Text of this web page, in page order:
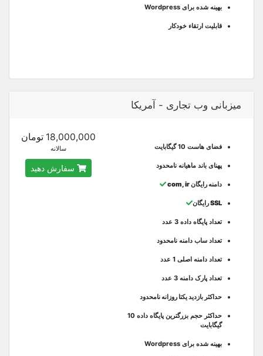
بهینه شده برای Wordpress
قابلیت ارتقاء خودکار
میزبانی وب تجاری - آمریکا
فضای هاست 10 گیگابایت
پهنای باند ماهیانه نامحدود
دامنه رایگان com, ir
SSL رایگان
تعداد پایگاه داده 3 عدد
تعداد ساب دامنه نامحدود
تعداد دامنه اصلی 1 عدد
تعداد پارک دامنه 3 عدد
حداکثر بازدید یکتا روزانه نامحدود
حداکثر حجم بزرگترین پایگاه داده 10
گیگابایت
بهینه شده برای Wordpress
18,000,000 تومان
سالانه
سفارش دهید